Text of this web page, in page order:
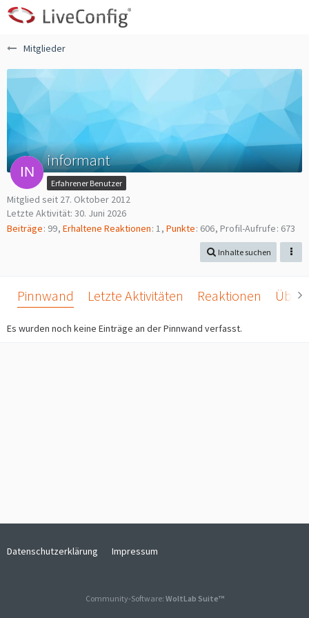
Mitglieder
informant
Erfahrener Benutzer
Mitglied seit 27. Oktober 2012
Letzte Aktivität: 30. Juni 2026
Beiträge 99 Erhaltene Reaktionen 1 Punkte 606 Profil-Aufrufe 673
Inhalte suchen
Pinnwand Letzte Aktivitäten Reaktionen Über
Es wurden noch keine Einträge an der Pinnwand verfasst.
Datenschutzerklärung Impressum
Community-Software: WoltLab Suite™